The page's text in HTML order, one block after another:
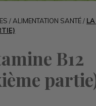
/ ALIMENTATION SANTÉ/
B12